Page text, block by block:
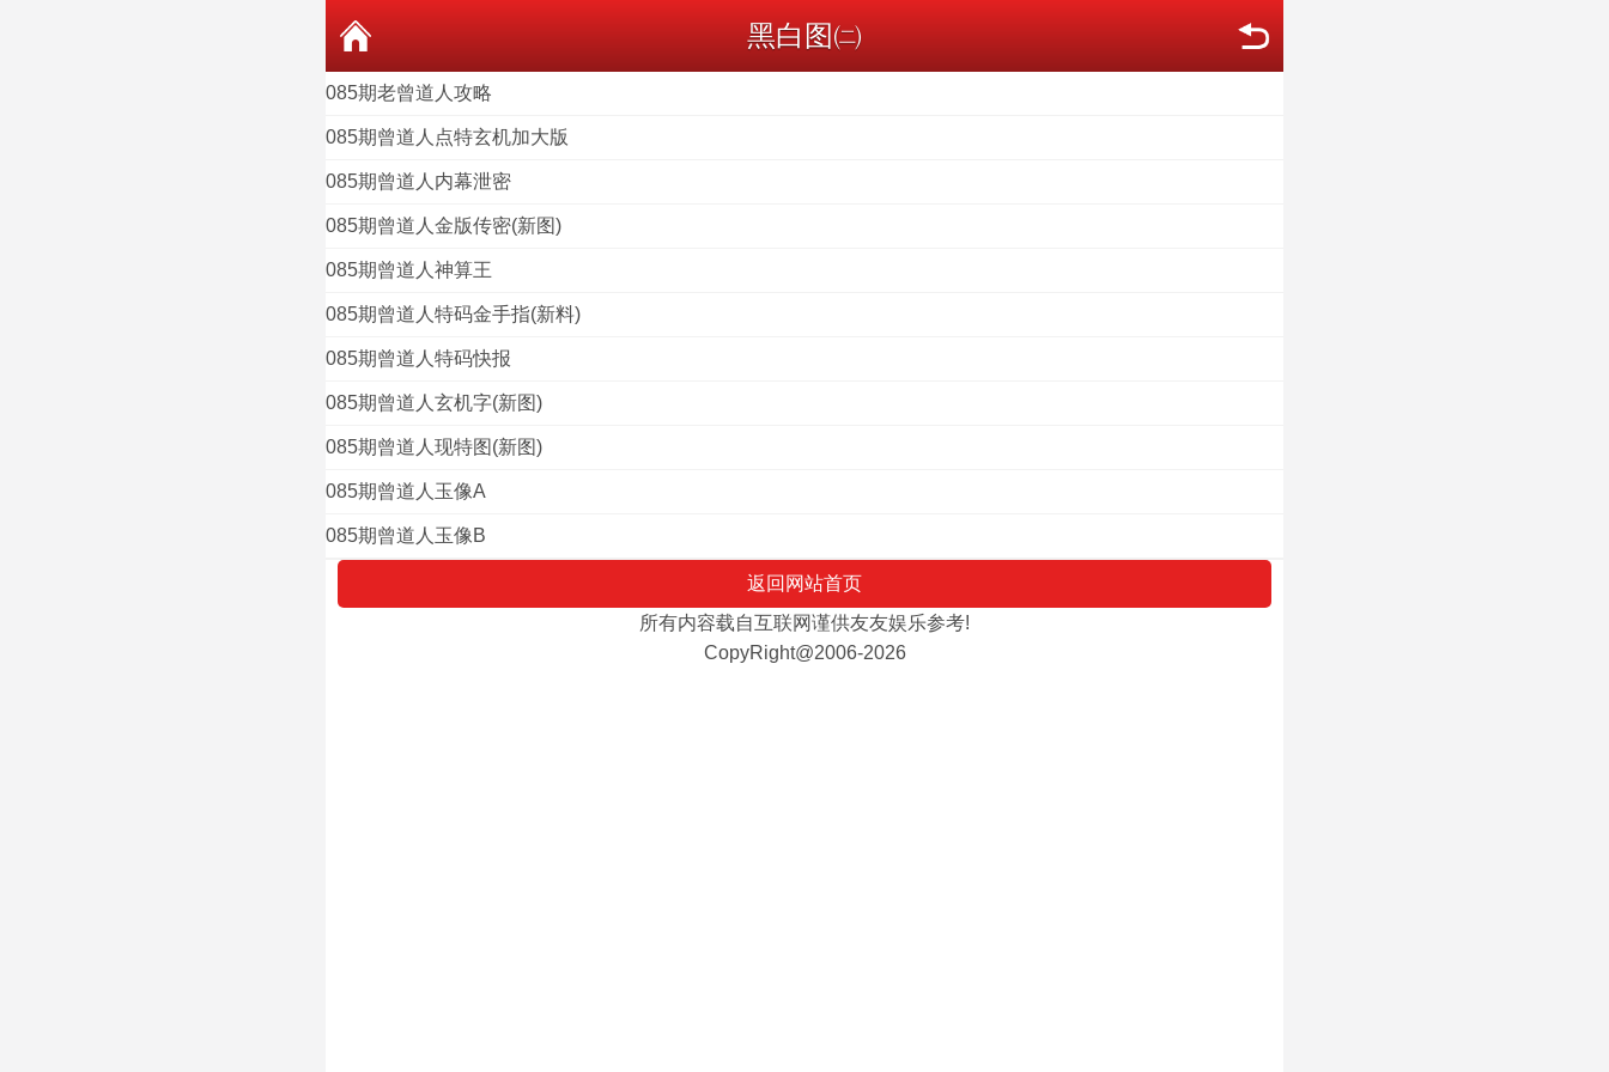
黑白图㈡
085期老曾道人攻略
085期曾道人点特玄机加大版
085期曾道人内幕泄密
085期曾道人金版传密(新图)
085期曾道人神算王
085期曾道人特码金手指(新料)
085期曾道人特码快报
085期曾道人玄机字(新图)
085期曾道人现特图(新图)
085期曾道人玉像A
085期曾道人玉像B
返回网站首页
所有内容载自互联网谨供友友娱乐参考!
CopyRight@2006-2026